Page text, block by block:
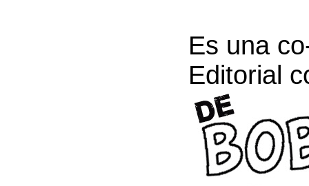
Es una
Editorial